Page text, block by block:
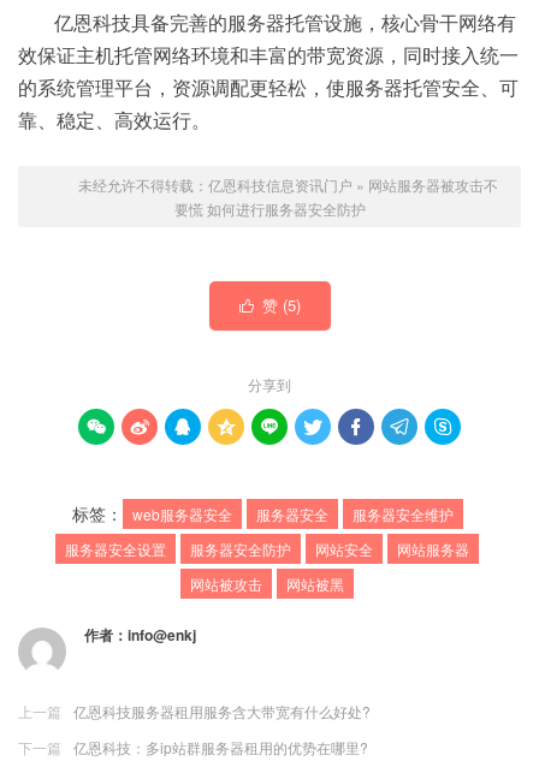
亿恩科技具备完善的服务器托管设施，核心骨干网络有
效保证主机托管网络环境和丰富的带宽资源，同时接入统一
的系统管理平台，资源调配更轻松，使服务器托管安全、可
靠、稳定、高效运行。
未经允许不得转载： 亿恩科技信息资讯门户 » 网站服务器被攻击不
要慌 如何进行服务器安全防护
 赞 (5)
分享到
        
标签： web服务器安全 服务器安全
服务器安全维护
服务器安全设置
服务器安全防护 网站安全
网站服务器
网站被攻击
网站被黑
作者： info@enkj
上一篇
亿恩科技服务器租用服务含大带宽有什么好处?
下一篇
亿恩科技：多ip站群服务器租用的优势在哪里?